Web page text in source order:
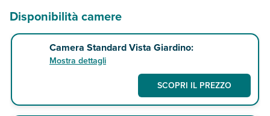
Disponibilità camere
Camera Standard Vista Giardino:
Mostra dettagli
SCOPRI IL PREZZO